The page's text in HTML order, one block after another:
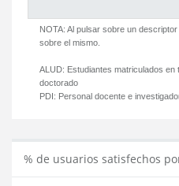
NOTA: Al pulsar sobre un
sobre el mismo.
ALUD: Estudiantes matriculados
doctorado
PDI: Personal docente e
% de usuarios satisfechos